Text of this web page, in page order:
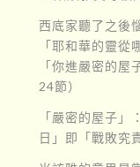
西底家聽了之後
「耶和華的靈
「你進嚴密的
24節）
「嚴密的屋子
日」即「戰敗究